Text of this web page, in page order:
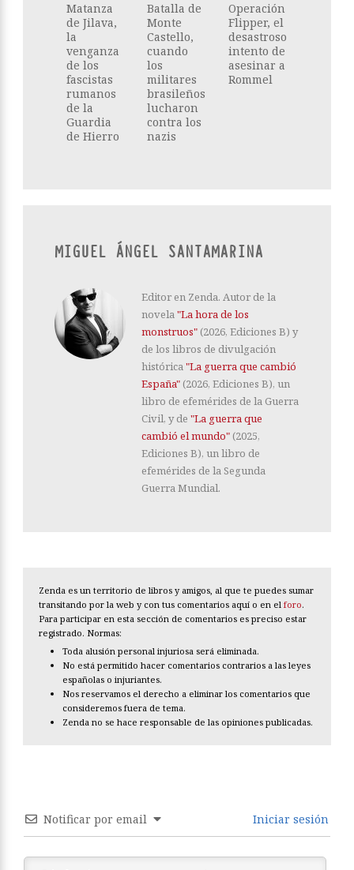
Matanza
de Jilava,
la
venganza
de los
fascistas
rumanos
de la
Guardia
de Hierro
Batalla de
Monte
Castello,
cuando
los
militares
brasileños
lucharon
contra los
nazis
Operación
Flipper, el
desastroso
intento de
asesinar a
Rommel
MIGUEL ÁNGEL SANTAMARINA
Editor en Zenda. Autor de la
novela"La hora de los
monstruos" (2026, Ediciones B) y
de los libros de divulgación
histórica"La guerra que cambió
España" (2026, Ediciones B), un
libro de efemérides de la Guerra
Civil, y de "La guerra que
cambió el mundo" (2025,
Ediciones B), un libro de
efemérides de la Segunda
Guerra Mundial.
Zenda es un territorio de libros y amigos, al que te puedes sumar
transitando por la web y con tus comentarios aquí o en el foro.
Para participar en esta sección de comentarios es preciso estar
registrado. Normas:
Toda alusión personal injuriosa será eliminada.
No está permitido hacer comentarios contrarios a las leyes
españolas o injuriantes.
Nos reservamos el derecho a eliminar los comentarios que
consideremos fuera de tema.
Zenda no se hace responsable de las opiniones publicadas.
Notificar por email Iniciar sesión